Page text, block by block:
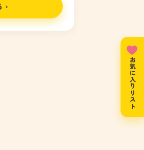
›
お気に入りリスト